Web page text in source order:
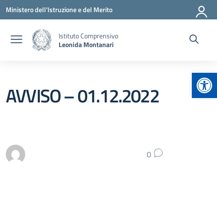
Vai ai contenuti
Vai al menu di navigazione
Vai al footer
Ministero dell'Istruzione e del Merito
Istituto Comprensivo
Leonida Montanari
AVVISO – 01.12.2022
0